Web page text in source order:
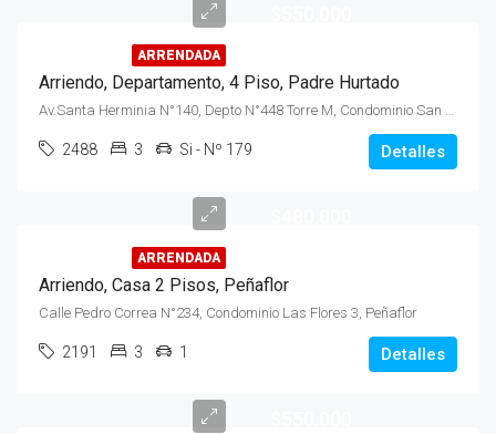
ARRENDADA
Arriendo, Departamento, 4 Piso, Padre Hurtado
Av.Santa Herminia N°140, Depto N°448 Torre M, Condominio San Alberto, Sector San Ignacio, Comuna Padre Hurtado
2488 3 Si - Nº 179 Detalles
ARRENDADA
Arriendo, Casa 2 Pisos, Peñaflor
Calle Pedro Correa N°234, Condominio Las Flores 3, Peñaflor
2191 3 1 Detalles